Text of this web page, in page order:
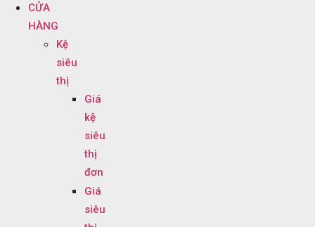
CỬA
HÀNG
Kệ
siêu
thị
Giá
kệ
siêu
thị
đơn
Giá
siêu